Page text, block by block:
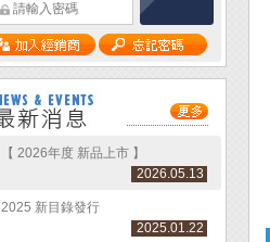
【 2026年度 新品上市 】
2026.05.13
2025 新目錄發行
2025.01.22